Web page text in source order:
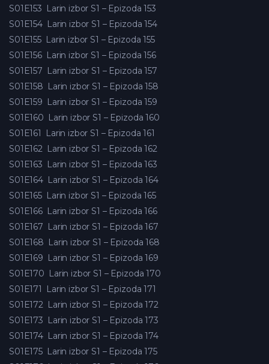
S01E153 Larin izbor S1 – Epizoda 153
S01E154 Larin izbor S1 – Epizoda 154
S01E155 Larin izbor S1 – Epizoda 155
S01E156 Larin izbor S1 – Epizoda 156
S01E157 Larin izbor S1 – Epizoda 157
S01E158 Larin izbor S1 – Epizoda 158
S01E159 Larin izbor S1 – Epizoda 159
S01E160 Larin izbor S1 – Epizoda 160
S01E161
Larin izbor S1 – Epizoda 161
S01E162 Larin izbor S1 – Epizoda 162
S01E163 Larin izbor S1 – Epizoda 163
S01E164 Larin izbor S1 – Epizoda 164
S01E165 Larin izbor S1 – Epizoda 165
S01E166 Larin izbor S1 – Epizoda 166
S01E167 Larin izbor S1 – Epizoda 167
S01E168 Larin izbor S1 – Epizoda 168
S01E169 Larin izbor S1 – Epizoda 169
S01E170 Larin izbor S1 – Epizoda 170
S01E171
Larin izbor S1 – Epizoda 171
S01E172 Larin izbor S1 – Epizoda 172
S01E173 Larin izbor S1 – Epizoda 173
S01E174 Larin izbor S1 – Epizoda 174
S01E175 Larin izbor S1 – Epizoda 175